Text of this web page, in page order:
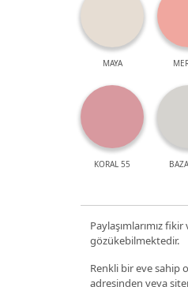
MAYA
KORAL 55
Paylaşımlarımız
gözükebilmektedir.
Renkli bir eve sahip
adresinden veya